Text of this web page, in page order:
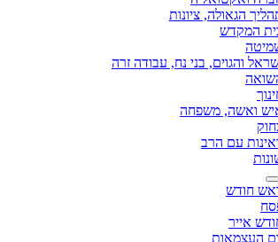
הגאולה, ציונות
המקדש
והגוים, בני נח, עבודה זרה
ואשה, משפחה
עם הרב
חודש
אייר
העצמאות